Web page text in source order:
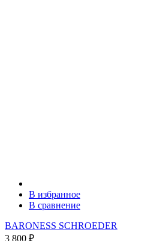
В избранное
В сравнение
BARONESS SCHROEDER
3 800 ₽